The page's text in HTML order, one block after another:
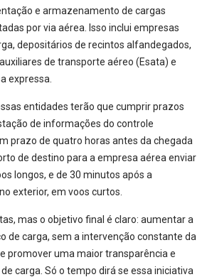
e armazenamento de cargas
por via aérea. Isso inclui empresas
depositários de recintos alfandegados,
de transporte aéreo (Esata) e
expressa.
entidades terão que cumprir prazos
de informações do controle
prazo de quatro horas antes da chegada
de destino para a empresa aérea enviar
longos, e de 30 minutos após a
exterior, em voos curtos.
mas o objetivo final é claro: aumentar a
de carga, sem a intervenção constante da
promover uma maior transparência e
carga. Só o tempo dirá se essa iniciativa